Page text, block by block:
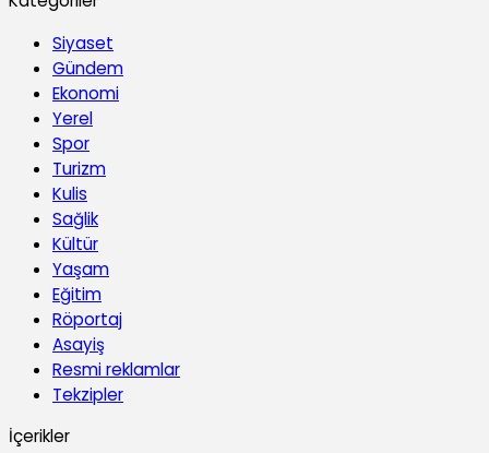
Siyaset
Gündem
Ekonomi
Yerel
Spor
Turizm
Kulis
Sağlik
Kültür
Yaşam
Eğitim
Röportaj
Asayiş
Resmi reklamlar
Tekzipler
İçerikler